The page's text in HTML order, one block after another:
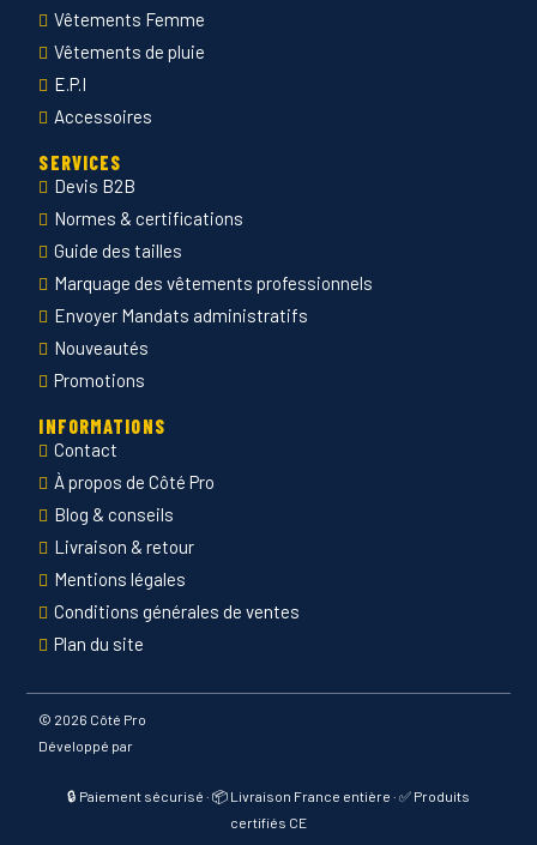
Vêtements Femme
Vêtements de pluie
E.P.I
Accessoires
SERVICES
Devis B2B
Normes & certifications
Guide des tailles
Marquage des vêtements professionnels
Envoyer Mandats administratifs
Nouveautés
Promotions
INFORMATIONS
Contact
À propos de Côté Pro
Blog & conseils
Livraison & retour
Mentions légales
Conditions générales de ventes
Plan du site
© 2026 Côté Pro
Développé par
🔒 Paiement sécurisé · 📦 Livraison France entière · ✅ Produits
certifiés CE